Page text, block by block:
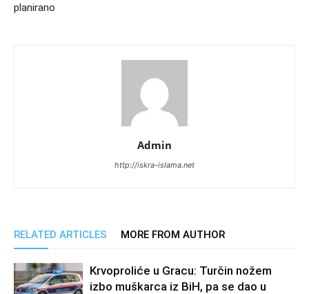
planirano
Admin
http://iskra-islama.net
RELATED ARTICLES MORE FROM AUTHOR
Krvoproliće u Gracu: Turčin nožem
izbo muškarca iz BiH, pa se dao u